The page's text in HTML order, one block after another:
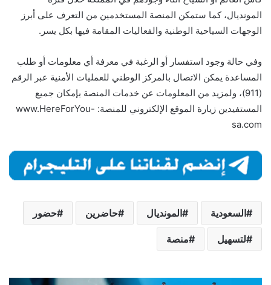
المونديال، كما ستمكن المنصة المستخدمين من التعرف على أبرز
الوجهات السياحية الوطنية والفعاليات المقامة فيها بكل يسر.
وفي حالة وجود استفسار أو الرغبة في معرفة أي معلومات أو طلب
المساعدة يمكن الاتصال بالمركز الوطني للعمليات الأمنية عبر الرقم
(911)، ولمزيد من المعلومات عن خدمات المنصة بإمكان جميع
المستفيدين زيارة الموقع الإلكتروني للمنصة: ‏www.HereForYou-
sa.com
السعودية المونديال حاضرين حضور
لتسهيل منصة